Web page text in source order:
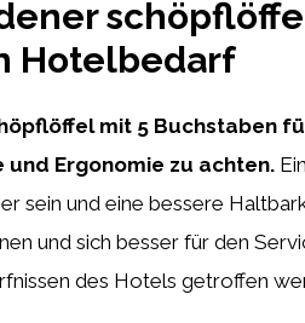
Hotelbedarf
mit 5 Buchstaben
Ergonomie zu achten.
sein und eine bessere
und sich besser für den
des Hotels getroffen